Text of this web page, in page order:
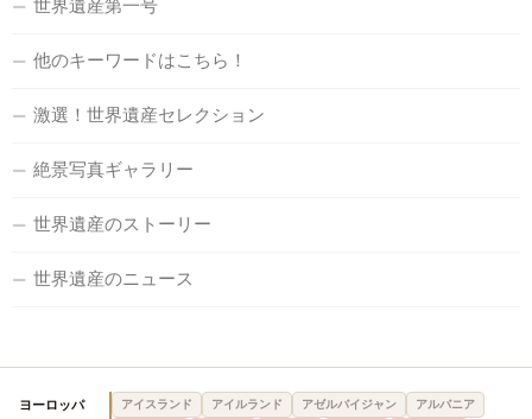
世界遺産第一号
他のキーワードはこちら！
激選！世界遺産セレクション
絶景写真ギャラリー
世界遺産のストーリー
世界遺産のニュース
ヨーロッパ アイスランド アイルランド アゼルバイジャン
アルバニア